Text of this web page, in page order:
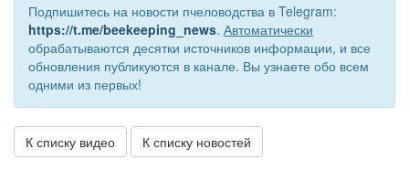
Подпишитесь на новости пчеловодства в Telegram:
https://t.me/beekeeping_news. Автоматически
обрабатываются десятки источников информации, и все
обновления публикуются в канале. Вы узнаете обо всем
одними из первых!
К списку видео К списку новостей